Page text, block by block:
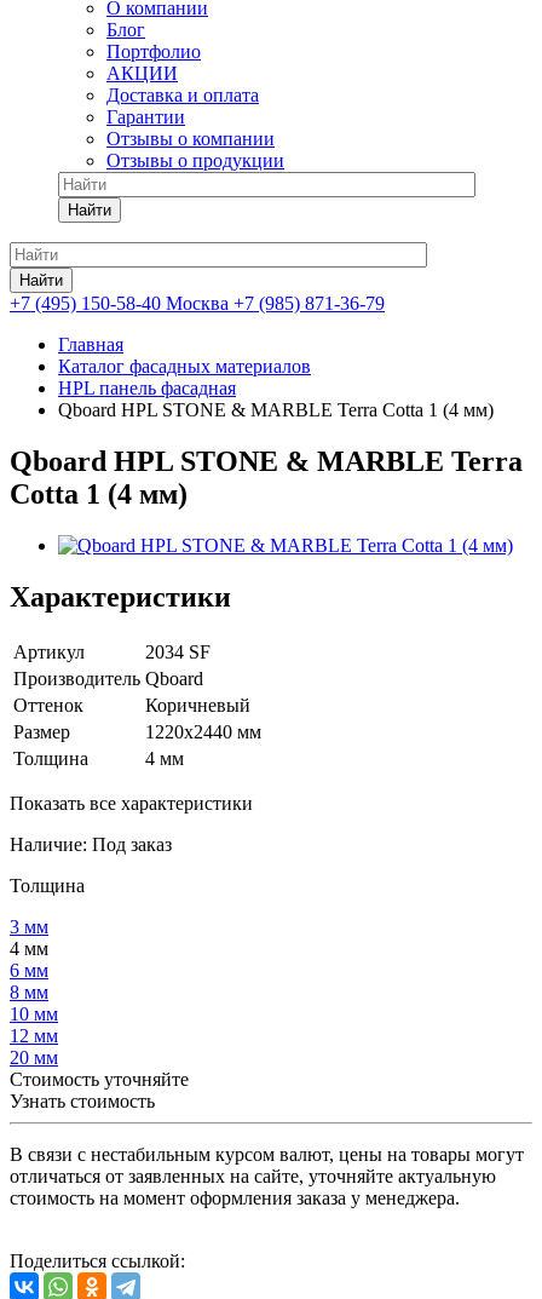
О компании
Блог
Портфолио
АКЦИИ
Доставка и оплата
Гарантии
Отзывы о компании
Отзывы о продукции
Найти
Найти
+7 (495) 150-58-40 Москва +7 (985) 871-36-79
Главная
Каталог фасадных материалов
HPL панель фасадная
Qboard HPL STONE & MARBLE Terra Cotta 1 (4 мм)
Qboard HPL STONE & MARBLE Terra
Cotta 1 (4 мм)
Характеристики
Артикул
2034 SF
Производитель Qboard
Оттенок
Коричневый
Размер
1220x2440 мм
Толщина
4 мм
Показать все характеристики
Наличие: Под заказ
Толщина
3 мм
4 мм
6 мм
8 мм
10 мм
12 мм
20 мм
Стоимость уточняйте
Узнать стоимость
В связи с нестабильным курсом валют, цены на товары могут
отличаться от заявленных на сайте, уточняйте актуальную
стоимость на момент оформления заказа у менеджера.
Поделиться ссылкой: